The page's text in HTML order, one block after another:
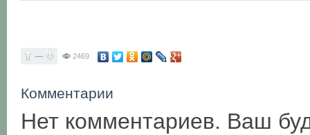
— 2469
Комментарии
Нет комментариев. Ваш